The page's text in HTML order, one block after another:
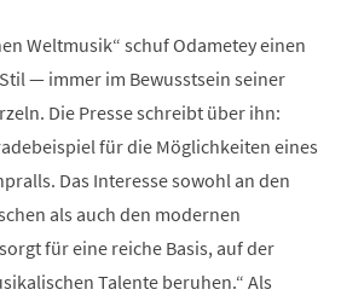
Weltmusik“ schuf Odametey einen
— immer im Bewusstsein seiner
Die Presse schreibt über ihn:
für die Möglichkeiten eines
Das Interesse sowohl an den
als auch den modernen
für eine reiche Basis, auf der
Talente beruhen.“ Als